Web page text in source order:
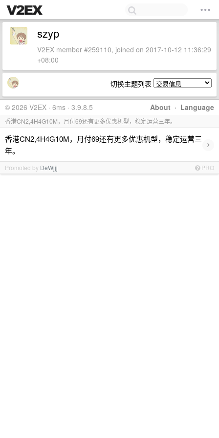
szyp
V2EX member #259110, joined on 2017-10-12 11:36:29
+08:00
切换主题列表
About · Language
© 2026 V2EX · 6ms · 3.9.8.5
香港CN2,4H4G10M，月付69还有更多优惠机型，稳定运营三年。
香港CN2,4H4G10M，月付69还有更多优惠机型，稳定运营三
年。
›
Promoted by DeWjjj PRO